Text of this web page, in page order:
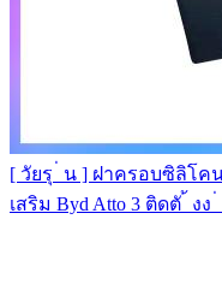
[ วัยรุ ่ น ] ฝาครอบซิลิโค
เสริม Byd Atto 3 ติดตั ้ งง